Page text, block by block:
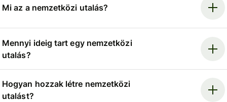
Mi az a nemzetközi utalás?
Mennyi ideig tart egy nemzetközi
utalás?
Hogyan hozzak létre nemzetközi
utalást?